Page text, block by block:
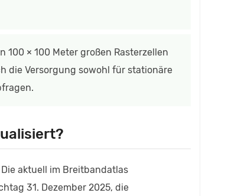
100 × 100 Meter großen Rasterzellen
die Versorgung sowohl für stationäre
aktuell im Breitbandatlas
31. Dezember 2025, die